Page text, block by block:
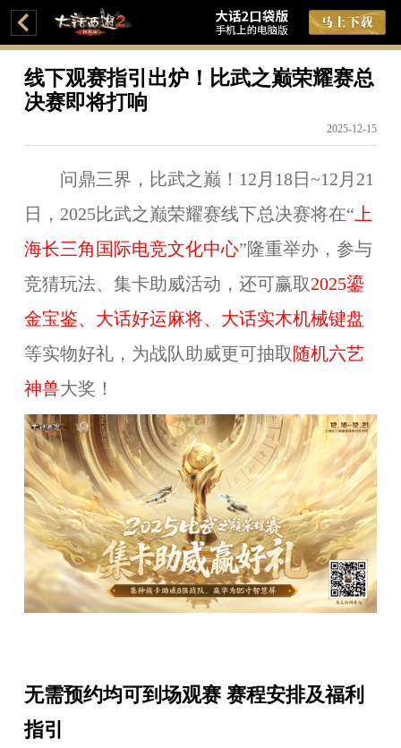
线下观赛指引出炉！比武之巅荣耀赛总
决赛即将打响
2025-12-15
问鼎三界，比武之巅！12月18日~12月21
日，2025比武之巅荣耀赛线下总决赛将在“ 上
海长三角国际电竞文化中心”隆重举办，参与
竞猜玩法、集卡助威活动，还可赢取2025鎏
金宝鉴、大话好运麻将、大话实木机械键盘
等实物好礼，为战队助威更可抽取 随机六艺
神兽大奖！
无需预约均可到场观赛 赛程安排及福利
指引